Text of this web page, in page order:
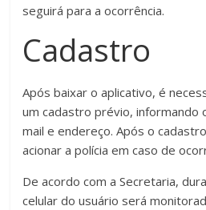
seguirá para a ocorrência.
Cadastro
Após baixar o aplicativo, é
um cadastro prévio, informando
mail e endereço. Após o
acionar a polícia em caso de
De acordo com a Secretaria,
celular do usuário será